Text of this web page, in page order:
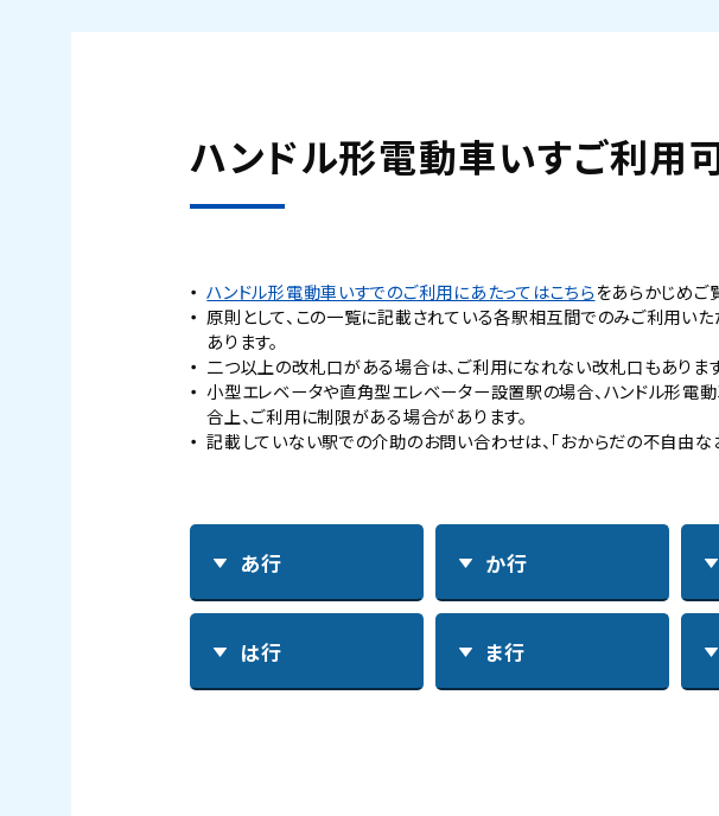
ハンドル形電動車いすご利用
ハンドル形電動車いすでのご利用にあたってはこちらをあらかじめご
原則として、この一覧に記載されている各駅相互間でのみご利用い
あります。
二つ以上の改札口がある場合は、ご利用になれない改札口もあります
小型エレベータや直角型エレベーター設置駅の場合、ハンドル形電
合上、ご利用に制限がある場合があります。
記載していない駅での介助のお問い合わせは、「おからだの不自由な
あ行 か行
は行 ま行